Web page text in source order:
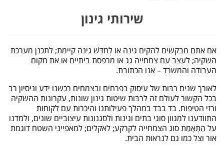
שירותי גינון
אם אתם מבקשים להקים גינה או לְחַדֵּשׁ גינה קיימת; לתכנן מערכת
השקיה; לְעַצֵּב עם צמחייה גג או מרפסת ביתיים או את מקום
העבודה והמשרד – אנו הכתובת.
לאורך שנים רבּות של עיסוק בפרחים ובצמחים רכשנו ידע וניסיון רב
בכל הקשור לעולם זה לרבּות שיטות גינון שונות, עקרונות ההשקיה
ורזי הטיפוח. בד בבד במהלך פעילותנו והיכרות עם לקוחות
התוודענו למִגוון סוגי בתים וגינות ולסגנונות עיצוביים שונים, ולמדנו
על הַתְאָמַת סוג הצמחייה לקרקע; לאקלים; למאפייני השטח דוגמת
אור וצל כמו גם לנראוּת הבית.